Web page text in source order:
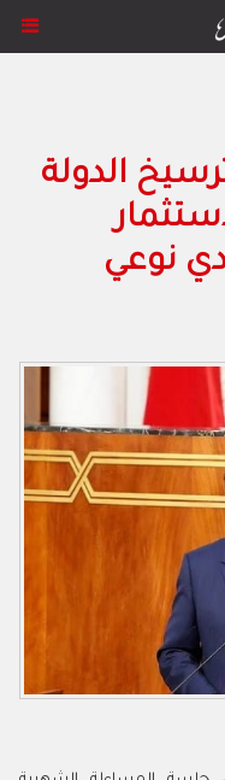
الدولة
نوعي